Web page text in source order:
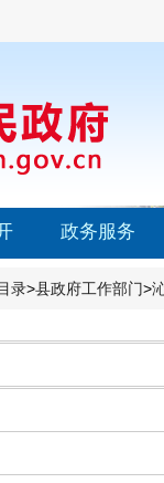
政务服务
录>县政府工作部门>